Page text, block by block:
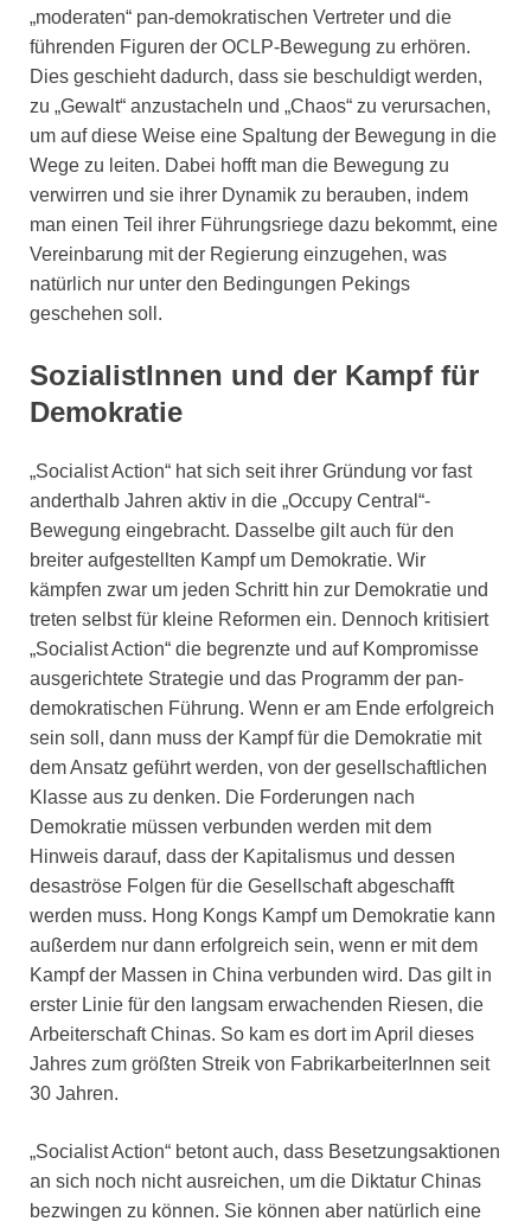
„moderaten“ pan-demokratischen Vertreter und die
führenden Figuren der OCLP-Bewegung zu erhören.
Dies geschieht dadurch, dass sie beschuldigt werden,
zu „Gewalt“ anzustacheln und „Chaos“ zu verursachen,
um auf diese Weise eine Spaltung der Bewegung in die
Wege zu leiten. Dabei hofft man die Bewegung zu
verwirren und sie ihrer Dynamik zu berauben, indem
man einen Teil ihrer Führungsriege dazu bekommt, eine
Vereinbarung mit der Regierung einzugehen, was
natürlich nur unter den Bedingungen Pekings
geschehen soll.
SozialistInnen und der Kampf für
Demokratie
„Socialist Action“ hat sich seit ihrer Gründung vor fast
anderthalb Jahren aktiv in die „Occupy Central“-
Bewegung eingebracht. Dasselbe gilt auch für den
breiter aufgestellten Kampf um Demokratie. Wir
kämpfen zwar um jeden Schritt hin zur Demokratie und
treten selbst für kleine Reformen ein. Dennoch kritisiert
„Socialist Action“ die begrenzte und auf Kompromisse
ausgerichtete Strategie und das Programm der pan-
demokratischen Führung. Wenn er am Ende erfolgreich
sein soll, dann muss der Kampf für die Demokratie mit
dem Ansatz geführt werden, von der gesellschaftlichen
Klasse aus zu denken. Die Forderungen nach
Demokratie müssen verbunden werden mit dem
Hinweis darauf, dass der Kapitalismus und dessen
desaströse Folgen für die Gesellschaft abgeschafft
werden muss. Hong Kongs Kampf um Demokratie kann
außerdem nur dann erfolgreich sein, wenn er mit dem
Kampf der Massen in China verbunden wird. Das gilt in
erster Linie für den langsam erwachenden Riesen, die
Arbeiterschaft Chinas. So kam es dort im April dieses
Jahres zum größten Streik von FabrikarbeiterInnen seit
30 Jahren.
„Socialist Action“ betont auch, dass Besetzungsaktionen
an sich noch nicht ausreichen, um die Diktatur Chinas
bezwingen zu können. Sie können aber natürlich eine